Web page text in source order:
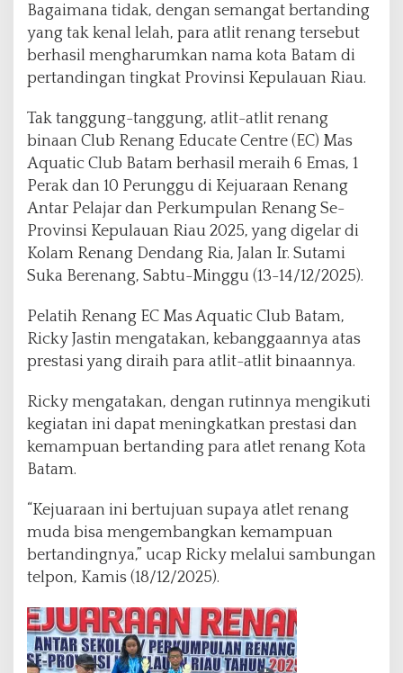
J
u
a
a
m
u
m
I
,
R
a
6
E
m
1
P
d
a
n
0
P
e
r
Bagaimana tidak, dengan semangat bertanding
yang tak kenal lelah, para atlit renang tersebut
berhasil mengharumkan nama kota Batam di
pertandingan tingkat Provinsi Kepulauan Riau.
Tak tanggung-tanggung, atlit-atlit renang
binaan Club Renang Educate Centre (EC) Mas
Aquatic Club Batam berhasil meraih 6 Emas, 1
Perak dan 10 Perunggu di Kejuaraan Renang
Antar Pelajar dan Perkumpulan Renang Se-
Provinsi Kepulauan Riau 2025, yang digelar di
Kolam Renang Dendang Ria, Jalan Ir. Sutami
Suka Berenang, Sabtu-Minggu (13-14/12/2025).
Pelatih Renang EC Mas Aquatic Club Batam,
Ricky Jastin mengatakan, kebanggaannya atas
prestasi yang diraih para atlit-atlit binaannya.
Ricky mengatakan, dengan rutinnya mengikuti
kegiatan ini dapat meningkatkan prestasi dan
kemampuan bertanding para atlet renang Kota
Batam.
“Kejuaraan ini bertujuan supaya atlet renang
muda bisa mengembangkan kemampuan
bertandingnya,” ucap Ricky melalui sambungan
telpon, Kamis (18/12/2025).